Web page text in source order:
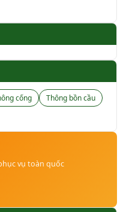
cống
Thông bồn cầu
vụ toàn quốc